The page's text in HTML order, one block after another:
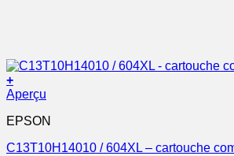
+
Aperçu
EPSON
C13T10H14010 / 604XL – cartouche